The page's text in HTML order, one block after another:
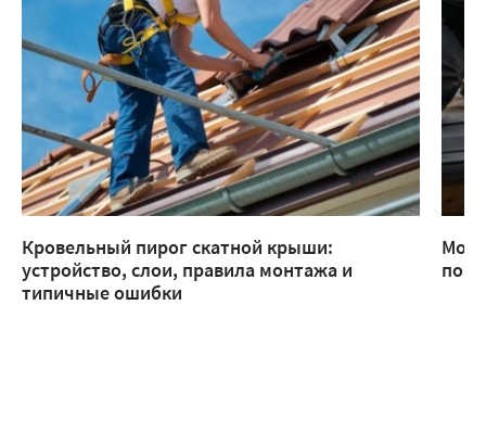
Кровельный пирог скатной крыши:
устройство, слои, правила монтажа и
типичные ошибки